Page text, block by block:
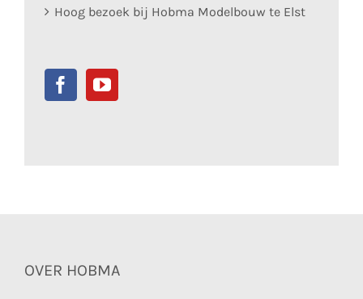
Hoog bezoek bij Hobma Modelbouw te Elst
OVER HOBMA